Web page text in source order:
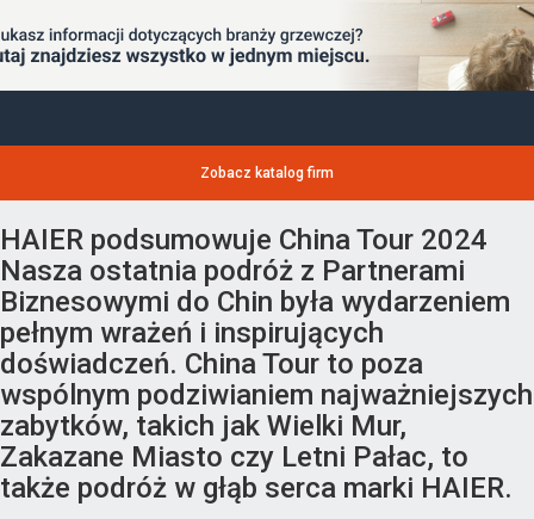
Zobacz katalog firm
HAIER podsumowuje China Tour 2024
Nasza ostatnia podróż z Partnerami
Biznesowymi do Chin była wydarzeniem
pełnym wrażeń i inspirujących
doświadczeń. China Tour to poza
wspólnym podziwianiem najważniejszych
zabytków, takich jak Wielki Mur,
Zakazane Miasto czy Letni Pałac, to
także podróż w głąb serca marki HAIER.